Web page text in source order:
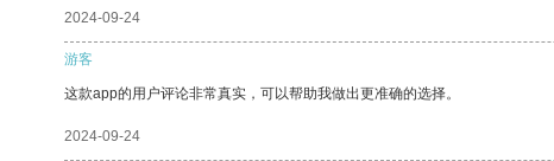
2024-09-24
游客
这款app的用户评论非常真实，可以帮助我做出更准确的选择。
2024-09-24